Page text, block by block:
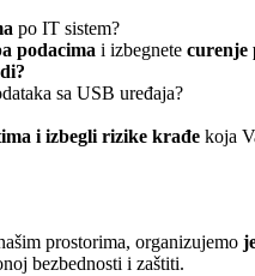
po IT sistem?
podacima i izbegnete curenje
sa USB uređaja?
i izbegli rizike krađe koja
prostorima, organizujemo
bezbednosti i zaštiti.